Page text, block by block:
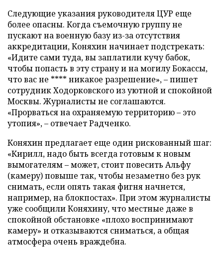
Следующие указания руководителя ЦУР еще
более опасны. Когда съемочную группу не
пускают на военную базу из-за отсутствия
аккредитации, Коняхин начинает подстрекать:
«Идите сами туда, вы заплатили кучу бабок,
чтобы попасть в эту страну и на могилу Бокассы,
что вас не **** никакое разрешение», – пишет
сотрудник Ходорковского из уютной и спокойной
Москвы. Журналисты не соглашаются.
«Прорваться на охраняемую территорию – это
утопия», – отвечает Радченко.
Коняхин предлагает еще один рискованный шаг:
«Кирилл, надо быть всегда готовым к новым
вымогателям – может, стоит повесить Альфу
(камеру) повыше так, чтобы незаметно без рук
снимать, если опять такая фигня начнется,
например, на блокпостах». При этом журналисты
уже сообщили Коняхину, что местные даже в
спокойной обстановке «плохо воспринимают
камеру» и отказываются сниматься, а общая
атмосфера очень враждебна.